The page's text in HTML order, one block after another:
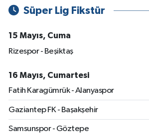
Süper Lig Fikstür
15 Mayıs, Cuma
Rizespor - Beşiktaş
16 Mayıs, Cumartesi
Fatih Karagümrük - Alanyaspor
Gaziantep FK - Başakşehir
Samsunspor - Göztepe